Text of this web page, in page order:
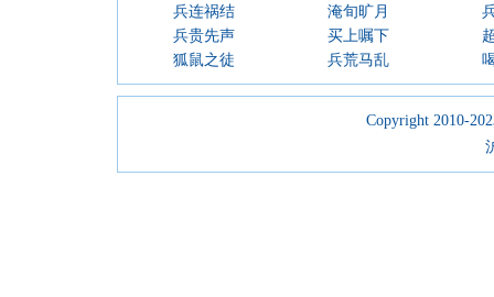
兵连祸结
淹旬旷月
兵贵先声
买上嘱下
狐鼠之徒
兵荒马乱
Copyright 2010-